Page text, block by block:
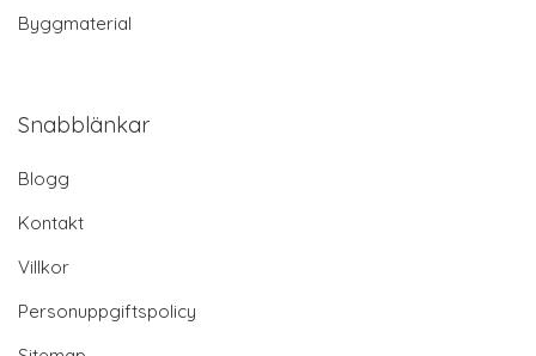
Byggmaterial
Snabblänkar
Blogg
Kontakt
Villkor
Personuppgiftspolicy